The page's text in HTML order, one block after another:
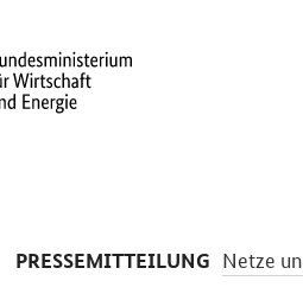
-
PRESSEMITTEILUNG -
Netze